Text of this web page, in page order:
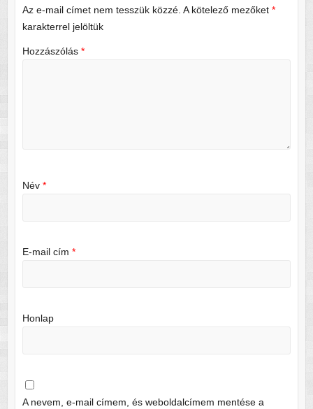
Az e-mail címet nem tesszük közzé. A kötelező mezőket *
karakterrel jelöltük
Hozzászólás *
Név *
E-mail cím *
Honlap
A nevem, e-mail címem, és weboldalcímem mentése a